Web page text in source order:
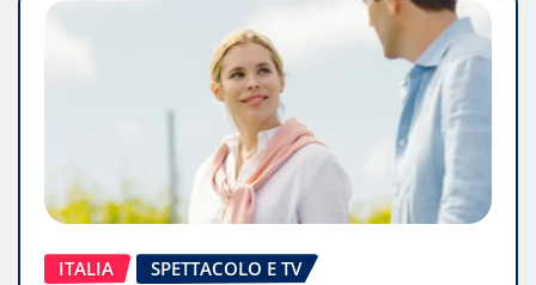
ITALIA SPETTACOLO E TV